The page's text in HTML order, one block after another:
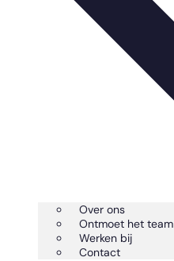
Over ons
Ontmoet het team
Werken bij
Contact